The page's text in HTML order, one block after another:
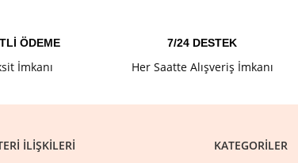
ÖDEME
İmkanı
7/24 DESTEK
Her Saatte Alışveriş İmkanı
İLIŞKILERI
KATEGORILER